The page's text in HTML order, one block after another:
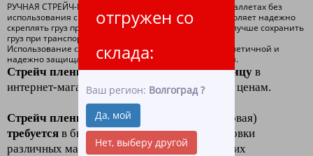
отгружен со
склада:
Ваш регион: Волгоград ?
Да, мой
Нет, выберу другой
РУЧНАЯ СТРЕЙЧ-ПЛЕНКА для упаковки продукции на паллетах без
использования специального оборудования. что позволяет надежно
скреплять груз при паллетировании, и как следствие, лучше сохранить
груз при транспортировке.
Использование стрейч — плёнки делает упаковку герметичной и
надежно защищает груз от повреждения, загрязнения.
Стрейч пленка 23 микрон оптом и в розницу в
интернет-магазине "ЛидерТекс"по низким ценам.
Стрейч пленка
купить (пленка полиэтиленовая)
требуется в быту и в производстве для упаковки
различных материалов с целью сохранения их